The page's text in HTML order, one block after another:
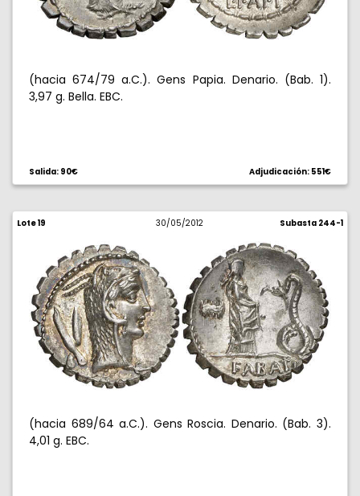
(hacia 674/79 a.C.). Gens Papia. Denario. (Bab. 1).
3,97 g. Bella. EBC.
Salida: 90€ Adjudicación: 551€
Lote 19 30/05/2012 Subasta 244-1
(hacia 689/64 a.C.). Gens Roscia. Denario. (Bab. 3).
4,01 g. EBC.